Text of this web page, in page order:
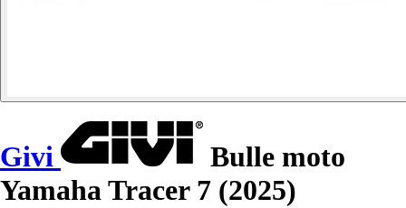
Givi
Bulle moto
Yamaha Tracer 7 (2025)